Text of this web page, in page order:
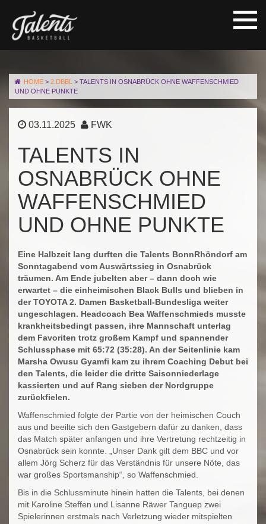
HOME > 2.DBBL > TALENTS IN OSNABRÜCK OHNE WAFFENSCHMIED
UND OHNE PUNKTE
03.11.2025 FWK
TALENTS IN
OSNABRÜCK OHNE
WAFFENSCHMIED
UND OHNE PUNKTE
Eine Halbzeit lang durften die Talents BonnRhöndorf am
Sonntagabend vom Auswärtssieg in Osnabrück
träumen. Am Ende jubelten aber – dann doch wie
erwartet – die einheimischen Black Bulls und blieben in
der TOYOTA 2. Damen Basketball-Bundesliga weiter
ungeschlagen. Headcoach Bea Waffenschmieds musste
krankheitsbedingt passen, ihre Mannschaft unterlag
dem Favoriten trotz großem Kampf und spannender
Schlussphase mit 65:72 (35:28). An der Seitenlinie kam
Marsha Owusu Gyamfi kam zu ihrem Coaching Debut bei
den Talents, die leider die dritte Saisonniederlage
kassierten und auf Rang sieben der Nordgruppe
zurückfielen.
Waffenschmied folgte der Partie von der heimischen Couch
aus und beeilte sich den Gastgebern dafür zu danken, dass
das Match später anfangen und ihre Vertretung rechtzeitig in
Osnabrück sein konnte. „Unser Dank gilt dem BBC und vor
allem Jörg Scherz für das Verständnis für unsere Nöte, das
war großes Sportsmanship“, so Waffenschmied.
Bis in die Schlussminute hinein hatten die Talents, bei denen
mit Karoline Steffen und Lisanne Räwer Tanguep zwei
Spielerinnen erstmals nach Verletzung wieder mitspielten